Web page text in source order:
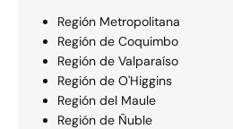
Región Metropolitana
Región de Coquimbo
Región de Valparaí­so
Región de O'Higgins
Región del Maule
Región de Ñuble